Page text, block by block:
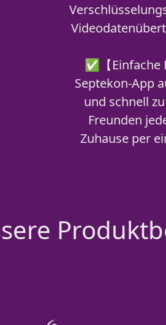
✅【Einfache
Septekon-App
und schnell
Freunden
Zuhause per